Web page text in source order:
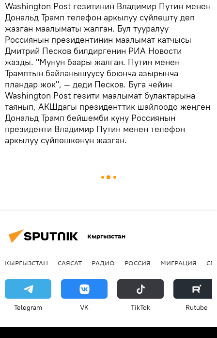
Washington Post гезитинин Владимир Путин менен
Дональд Трамп телефон аркылуу сүйлөштү деп
жазган маалыматы жалган. Бул тууралуу
Россиянын президентинин маалымат катчысы
Дмитрий Песков билдиргенин РИА Новости
жазды. "Мунун баары жалган. Путин менен
Трамптын байланышуусу боюнча азырынча
пландар жок", — деди Песков. Буга чейин
Washington Post гезити маалымат булактарына
таянып, АКШдагы президенттик шайлоодо жеңген
Дональд Трамп бейшемби күнү Россиянын
президенти Владимир Путин менен телефон
аркылуу сүйлөшкөнүн жазган.
Кыргызстан
КЫРГЫЗСТАН САЯСАТ РАДИО РОССИЯ МИГРАЦИЯ
Telegram VK ТikТоk Rutube